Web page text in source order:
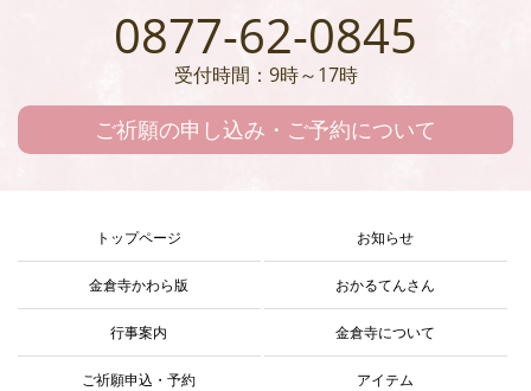
0877-62-0845
受付時間：9時～17時
ご祈願の申し込み・ご予約について
トップページ お知らせ
金倉寺かわら版 おかるてんさん
行事案内 金倉寺について
ご祈願申込・予約 アイテム